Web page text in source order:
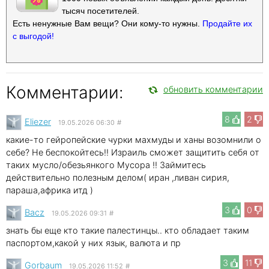
тысяч посетителей.
Есть ненужные Вам вещи? Они кому-то нужны. Продайте их
с выгодой!
Комментарии: обновить комментарии
8 2
Eliezer 19.05.2026 06:30 #
какие-то гейропейские чурки махмуды и ханы возомнили о
себе? Не беспокойтесь!! Израиль сможет защитить себя от
таких мусло/обезьянкого Мусора !! Займитесь
действительно полезным делом( иран ,ливан сирия,
параша,африка итд )
3
0
Bacz 19.05.2026 09:31 #
знать бы еще кто такие палестинцы.. кто обладает таким
паспортом,какой у них язык, валюта и пр
3
11
Gorbaum 19.05.2026 11:52 #